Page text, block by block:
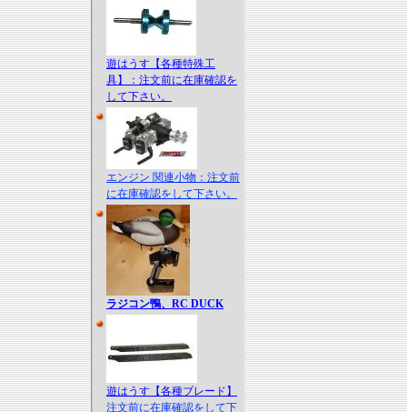
遊はうす【各種特殊工
具】：注文前に在庫確認を
して下さい。
エンジン 関連小物：注文前
に在庫確認をして下さい。
ラジコン鴨、RC DUCK
遊はうす【各種ブレード】
注文前に在庫確認をして下